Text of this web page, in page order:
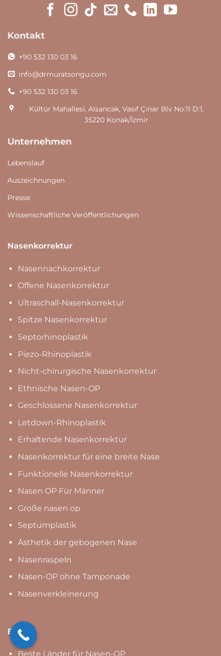
Kontakt
+90 532 130 03 16
info@drmuratsongu.com
+90 532 130 03 16
Kültür Mahallesi, Alsancak, Vasıf Çınar Blv No:11 D:1,
35220 Konak/İzmir
Unternehmen
Lebenslauf
Auszeichnungen
Presse
Wissenschaftliche Veröffentlichungen
Nasenkorrektur
Nasennachkorrektur
Offene Nasenkorrektur
Ultraschall-Nasenkorrektur
Spitze Nasenkorrektur
Septorhinoplastik
Piezo-Rhinoplastik
Nicht-chirurgische Nasenkorrektur
Ethnische Nasen-OP
Geschlossene Nasenkorrektur
Letdown-Rhinoplastik
Erhaltende Nasenkorrektur
Nasenkorrektur für eine breite Nase
Funktionelle Nasenkorrektur
Nasen OP Für Männer
Große nasen op
Septumplastik
Ästhetik der gebogenen Nase
Nasenraspeln
Nasen-OP ohne Tamponade
Nasenverkleinerung
Blog
Beste Länder für Nasen-OP